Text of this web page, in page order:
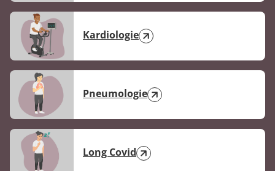
Kardiologie
Pneumologie
Long Covid